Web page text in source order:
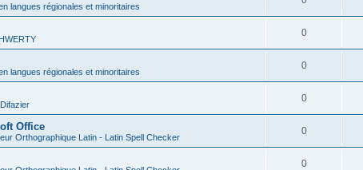
langues régionales et minoritaires
0
langues régionales et minoritaires
0
0
Office
Orthographique Latin - Latin Spell Checker
0
0